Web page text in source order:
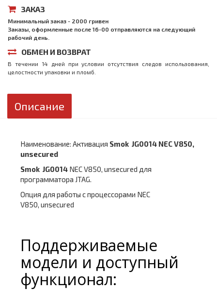
ЗАКАЗ
Минимальный заказ - 2000 гривен
Заказы, оформленные после 16-00 отправляются на следующий
рабочий день.
ОБМЕН И ВОЗВРАТ
В течении 14 дней при условии отсутствия следов использования,
целостности упаковки и пломб.
Описание
Наименование: Активация Smok JG0014 NEC V850,
unsecured
Smok JG0014 NEC V850, unsecured для
программатора JTAG.
Опция для работы с процессорами NEC
V850, unsecured
Поддерживаемые
модели и доступный
функционал: